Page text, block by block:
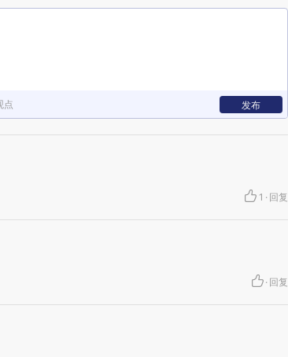
点 发布
1 · 回复
· 回复